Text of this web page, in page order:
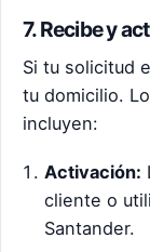
7. Recibe y
Si tu solicitud
tu domicilio.
incluyen:
Activación:
cliente o
Santander.